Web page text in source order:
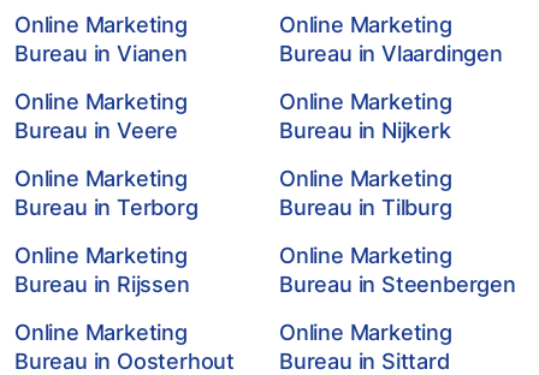
Online Marketing
Bureau in Vianen
Online Marketing
Bureau in Vlaardingen
Online Marketing
Bureau in Veere
Online Marketing
Bureau in Nijkerk
Online Marketing
Bureau in Terborg
Online Marketing
Bureau in Tilburg
Online Marketing
Bureau in Rijssen
Online Marketing
Bureau in Steenbergen
Online Marketing
Bureau in Oosterhout
Online Marketing
Bureau in Sittard